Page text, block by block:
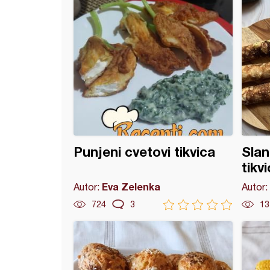
Punjeni cvetovi tikvica
Autor: Eva Zelenka
724 3
Autor: